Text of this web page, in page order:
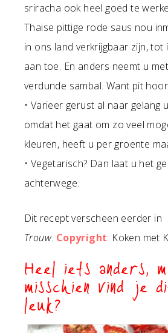
sriracha ook heel goed te
Thaise pittige rode saus nou
in ons land verkrijgbaar zijn, tot
aan toe. En anders neemt u
verdunde sambal. Want pit
• Varieer gerust al naar gelang
omdat het gaat om zo veel
kleuren, heeft u per groente
• Vegetarisch? Dan laat u het
achterwege.
Dit recept verscheen eerder in
Trouw. Copyright: Koken met
Heel iets anders,
misschien vind je
leuk?